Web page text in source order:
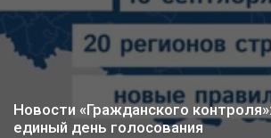
Новости «Гражданского
единый день голосования